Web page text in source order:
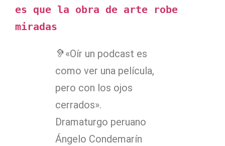
es que la obra de arte robe
miradas
🦻«Oír un podcast es
como ver una película,
pero con los ojos
cerrados».
Dramaturgo peruano
Ángelo Condemarín